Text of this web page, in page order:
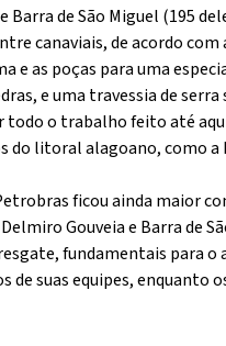
Barra de São Miguel (195
canaviais, de acordo com
e as poças para uma
e uma travessia de
o trabalho feito até
do litoral alagoano, como a
ficou ainda maior
Gouveia e Barra de
fundamentais para o
de suas equipes,